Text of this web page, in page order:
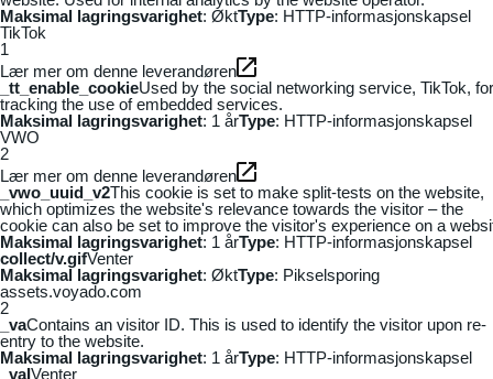
Maksimal lagringsvarighet: ØktType: HTTP-informasjonskapsel
TikTok
1
Lær mer om denne leverandøren
_tt_enable_cookieUsed by the social networking service, TikTok, for
tracking the use of embedded services.
Maksimal lagringsvarighet: 1 årType: HTTP-informasjonskapsel
VWO
2
Lær mer om denne leverandøren
_vwo_uuid_v2This cookie is set to make split-tests on the website,
which optimizes the website's relevance towards the visitor – the
cookie can also be set to improve the visitor's experience on a
Maksimal lagringsvarighet: 1 årType: HTTP-informasjonskapsel
collect/v.gifVenter
Maksimal lagringsvarighet: ØktType: Pikselsporing
assets.voyado.com
2
_vaContains an visitor ID. This is used to identify the visitor upon re-
entry to the website.
Maksimal lagringsvarighet: 1 årType: HTTP-informasjonskapsel
_vaIVenter